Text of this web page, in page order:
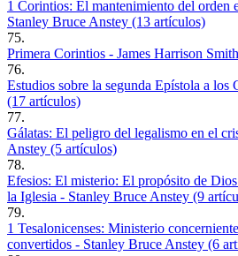
1 Corintios: El mantenimiento del orden
Stanley Bruce Anstey (13 artículos)
75.
Primera Corintios - James Harrison
76.
Estudios sobre la segunda Epístola a
(17 artículos)
77.
Gálatas: El peligro del legalismo en el
Anstey (5 artículos)
78.
Efesios: El misterio: El propósito de
la Iglesia - Stanley Bruce Anstey (9
79.
1 Tesalonicenses: Ministerio
convertidos - Stanley Bruce Anstey (6